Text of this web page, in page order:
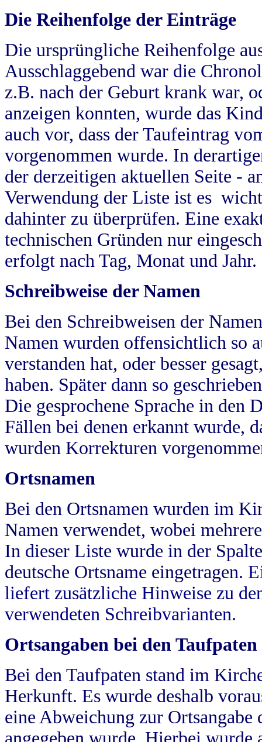
Die Reihenfolge der Einträge
Die ursprüngliche Reihenfolge
Ausschlaggebend war die
z.B. nach der Geburt krank war,
anzeigen konnten, wurde das
auch vor, dass der Taufeintrag
vorgenommen wurde. In
der derzeitigen aktuellen Seite -
Verwendung der Liste ist es
dahinter zu überprüfen. Eine
technischen Gründen nur
erfolgt nach Tag, Monat und Jahr.
Schreibweise der Namen
Bei den Schreibweisen der
Namen wurden offensichtlich so
verstanden hat, oder besser
haben. Später dann so
Die gesprochene Sprache in
Fällen bei denen erkannt wurde,
wurden Korrekturen
Ortsnamen
Bei den Ortsnamen wurden im
Namen verwendet, wobei
In dieser Liste wurde in der
deutsche Ortsname eingetragen.
liefert zusätzliche Hinweise zu
verwendeten Schreibvarianten.
Ortsangaben bei den Taufpaten
Bei den Taufpaten stand im
Herkunft. Es wurde deshalb
eine Abweichung zur